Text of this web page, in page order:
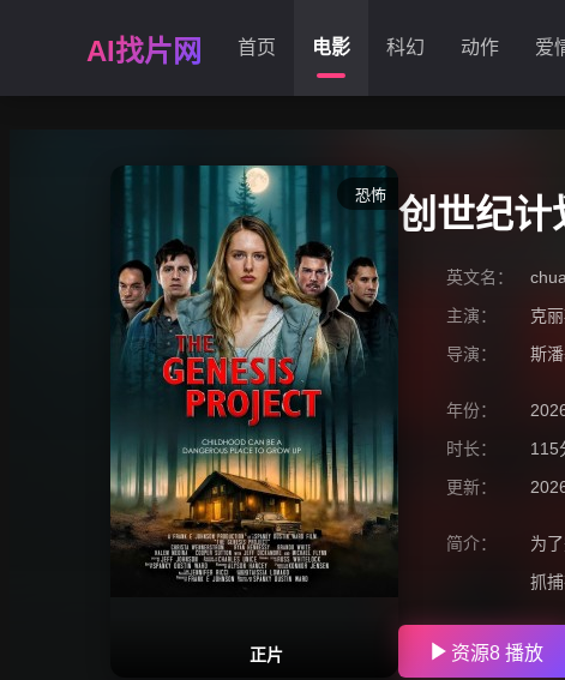
AI找片网 首页 电影 科幻 动作 爱
恐怖
正片
创世纪计
英文名：
主演：
克
导演：
斯
年份：
时长：
115
更新：
简介：
为
抓
资源8 播放